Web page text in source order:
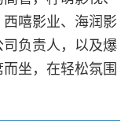
嘻影业、海润影
负责人，以及爆
坐，在轻松氛围